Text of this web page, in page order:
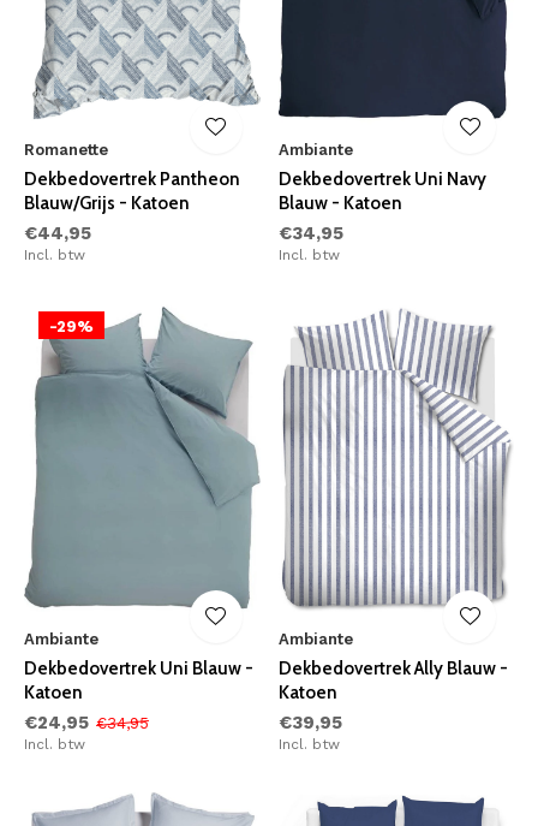
Romanette
Dekbedovertrek Pantheon
Blauw/Grijs - Katoen
€44,95
Incl. btw
Ambiante
Dekbedovertrek Uni Navy
Blauw - Katoen
€34,95
Incl. btw
-29%
Ambiante
Dekbedovertrek Uni Blauw -
Katoen
€24,95 €34,95
Incl. btw
Ambiante
Dekbedovertrek Ally Blauw -
Katoen
€39,95
Incl. btw